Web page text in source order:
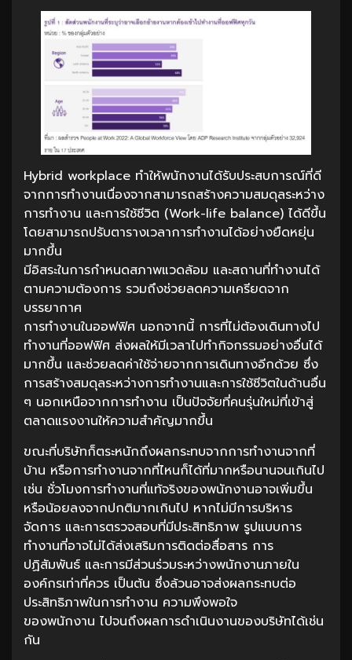
Hybrid workplace ทำให้พนักงานได้รับประสบการณ์ที่ดี
จากการทำงานเนื่องจากสามารถสร้างความสมดุลระหว่าง
การทำงาน และการใช้ชีวิต (Work-life balance) ได้ดีขึ้น
โดยสามารถปรับตารางเวลาการทำงานได้อย่างยืดหยุ่น
มากขึ้น
มีอิสระในการกำหนดสภาพแวดล้อม และสถานที่ทำงานได้
ตามความต้องการ รวมถึงช่วยลดความเครียดจาก
บรรยากาศ
การทำงานในออฟฟิศ นอกจากนี้ การที่ไม่ต้องเดินทางไป
ทำงานที่ออฟฟิศ ส่งผลให้มีเวลาไปทำกิจกรรมอย่างอื่นได้
มากขึ้น และช่วยลดค่าใช้จ่ายจากการเดินทางอีกด้วย ซึ่ง
การสร้างสมดุลระหว่างการทำงานและการใช้ชีวิตในด้านอื่น
ๆ นอกเหนือจากการทำงาน เป็นปัจจัยที่คนรุ่นใหม่ที่เข้าสู่
ตลาดแรงงานให้ความสำคัญมากขึ้น
ขณะที่บริษัทก็ตระหนักถึงผลกระทบจากการทำงานจากที่
บ้าน หรือการทำงานจากที่ไหนก็ได้ที่มากหรือนานจนเกินไป
เช่น ชั่วโมงการทำงานที่แท้จริงของพนักงานอาจเพิ่มขึ้น
หรือน้อยลงจากปกติมากเกินไป หากไม่มีการบริหาร
จัดการ และการตรวจสอบที่มีประสิทธิภาพ รูปแบบการ
ทำงานที่อาจไม่ได้ส่งเสริมการติดต่อสื่อสาร การ
ปฏิสัมพันธ์ และการมีส่วนร่วมระหว่างพนักงานภายใน
องค์กรเท่าที่ควร เป็นต้น ซึ่งล้วนอาจส่งผลกระทบต่อ
ประสิทธิภาพในการทำงาน ความพึงพอใจ
ของพนักงาน ไปจนถึงผลการดำเนินงานของบริษัทได้เช่น
กัน